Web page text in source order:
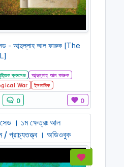
- আব্দুল্লাহ আল ফারুক [The
ক্রুসেড
আব্দুল্লাহ আল ফারুক
War
ইসলামিক
0 0
। ১ম ক্ষেত্রঃ আল
/ প্রাচ্যতত্ত্ব । অডিওবুক